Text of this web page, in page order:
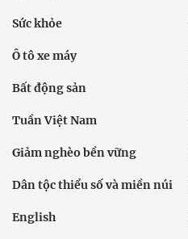
Sức khỏe
Ô tô xe máy
Bất động sản
Tuần Việt Nam
Giảm nghèo bền vững
Dân tộc thiểu số và miền núi
English